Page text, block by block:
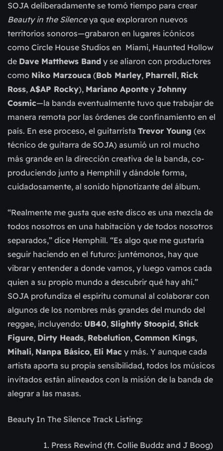
SOJA deliberadamente se tomó tiempo para crear
Beauty in the Silenceya que exploraron nuevos
territorios sonoros—grabaron en lugares icónicos
como Circle House Studios en Miami, Haunted Hollow
de Dave Matthews Band y se aliaron con productores
como Niko Marzouca (Bob Marley, Pharrell, Rick
Ross, A$AP Rocky), Mariano Aponte y Johnny
Cosmic—la banda eventualmente tuvo que trabajar de
manera remota por las órdenes de confinamiento en el
país. En ese proceso, el guitarrista Trevor Young (ex
técnico de guitarra de SOJA) asumió un rol mucho
más grande en la dirección creativa de la banda, co-
produciendo junto a Hemphill y dándole forma,
cuidadosamente, al sonido hipnotizante del álbum.
“Realmente me gusta que este disco es una mezcla de
todos nosotros en una habitación y de todos nosotros
separados,” dice Hemphill. “Es algo que me gustaría
seguir haciendo en el futuro: juntémonos, hay que
vibrar y entender a donde vamos, y luego vamos cada
quien a su propio mundo a descubrir qué hay ahí.”
SOJA profundiza el espíritu comunal al colaborar con
algunos de los nombres más grandes del mundo del
reggae, incluyendo: UB40, Slightly Stoopid, Stick
Figure, Dirty Heads, Rebelution, Common Kings,
Mihali, Nanpa Básico, Eli Mac y más. Y aunque cada
artista aporta su propia sensibilidad, todos los músicos
invitados están alineados con la misión de la banda de
alegrar a las masas.
Beauty In The Silence Track Listing:
Press Rewind (ft. Collie Buddz and J Boog)